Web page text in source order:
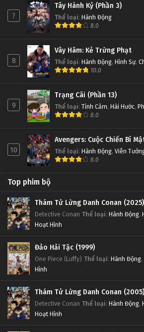
7
Tây Hành Kỷ (Phần 3)
Thể loại: Hành Động
8.0
8
Vây Hãm: Kẻ Trừng Phạt
Thể loại: Hành Động, Hình Sự,
10.0
9
Trạng Cãi (Phần 13)
Thể loại: Tình Cảm, Hài Hước,
8.0
10
Avengers: Cuộc Chiến Bí
Thể loại: Hành Động, Viễn
8.0
Top phim bộ
Thám Tử Lừng Danh Conan (2025)
Detective Conan Thể loại: Hành Động,
Hoạt Hình
Đảo Hải Tặc (1999)
One Piece (Luffy) Thể loại: Hành Động,
Hình
Thám Tử Lừng Danh Conan (2005)
Detective Conan Thể loại: Hành Động,
Hoạt Hình